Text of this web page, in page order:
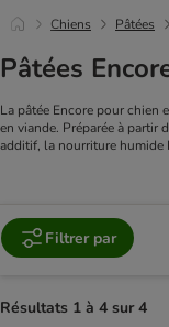
Chiens Pâtées
Pâtées
La pâtée Encore pour chien
en viande. Préparée à partir
additif, la nourriture humide
Filtrer par
Résultats 1 à 4 sur 4